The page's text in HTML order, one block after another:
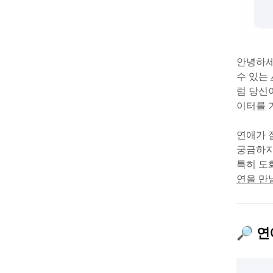
안녕하
수 있는
럼 당신
이터를
연애가
궁금하
특히 도
연을 만
🔎 연